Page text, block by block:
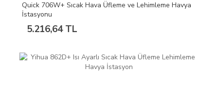
Quick 706W+ Sıcak Hava Üfleme ve Lehimleme Havya
İstasyonu
5.216,64 TL